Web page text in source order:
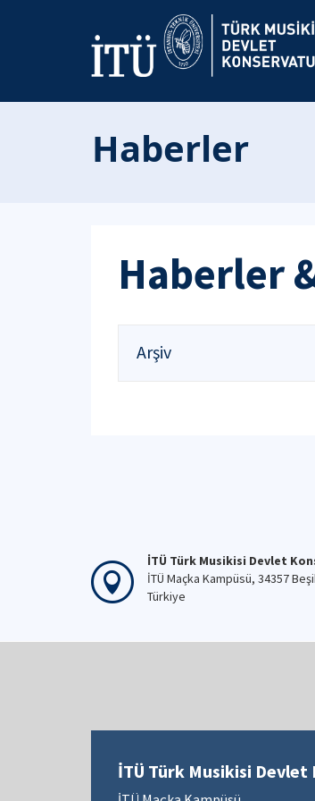
Haberler
Haberler
Arşiv
İTÜ Türk Musikisi Devlet
İTÜ Maçka Kampüsü, 34357
Türkiye
İTÜ Türk Musikisi Devlet